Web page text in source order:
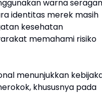
warna
identitas merek masih
kesehatan
memahami risiko
menunjukkan
khususnya pada